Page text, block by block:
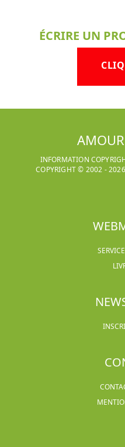
ÉCRIRE UN
INFORMATION
COPYRIGHT © 2002 -2026